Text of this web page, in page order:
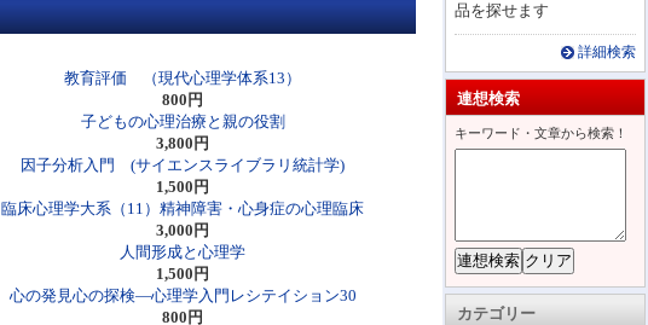
品を探せます
詳細検索
連想検索
キーワード・文章から検索！
カテゴリー
教育評価 （現代心理学体系13）
800円
子どもの心理治療と親の役割
3,800円
因子分析入門 (サイエンスライブラリ統計学)
1,500円
臨床心理学大系（11）精神障害・心身症の心理臨床
3,000円
人間形成と心理学
1,500円
心の発見心の探検―心理学入門レシテイション30
800円